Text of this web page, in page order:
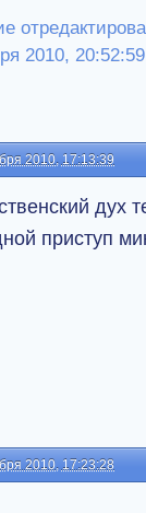
2010, 20:52:59
2010, 17:13:39
дух
приступ
2010, 17:23:28